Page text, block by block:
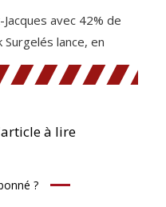
avec 42% de
lance, en
à lire
?